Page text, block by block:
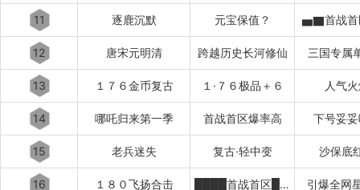
11 逐鹿沉默 元宝保值？ ▅▇首战
12 唐宋元明清 跨越历史长河修仙 三国专属
13 １７６金币复古 １·７６极品＋６ 人气
14 哪吒归来第一季 首战首区爆率高 下号妥
15 老兵迷失 复古·轻中变 沙保底
16 １８０飞扬合击 ████首战首区████ 引爆全网